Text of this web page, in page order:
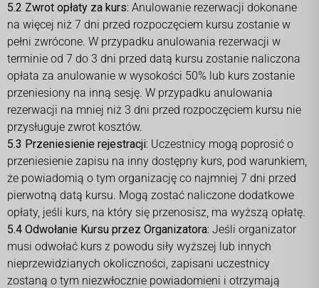
5.2 Zwrot opłaty za kurs: Anulowanie rezerwacji dokonane
na więcej niż 7 dni przed rozpoczęciem kursu zostanie w
pełni zwrócone. W przypadku anulowania rezerwacji w
terminie od 7 do 3 dni przed datą kursu zostanie naliczona
opłata za anulowanie w wysokości 50% lub kurs zostanie
przeniesiony na inną sesję. W przypadku anulowania
rezerwacji na mniej niż 3 dni przed rozpoczęciem kursu nie
przysługuje zwrot kosztów.
5.3 Przeniesienie rejestracji: Uczestnicy mogą poprosić o
przeniesienie zapisu na inny dostępny kurs, pod warunkiem,
że powiadomią o tym organizację co najmniej 7 dni przed
pierwotną datą kursu. Mogą zostać naliczone dodatkowe
opłaty, jeśli kurs, na który się przenosisz, ma wyższą opłatę.
5.4 Odwołanie Kursu przez Organizatora: Jeśli organizator
musi odwołać kurs z powodu siły wyższej lub innych
nieprzewidzianych okoliczności, zapisani uczestnicy
zostaną o tym niezwłocznie powiadomieni i otrzymają